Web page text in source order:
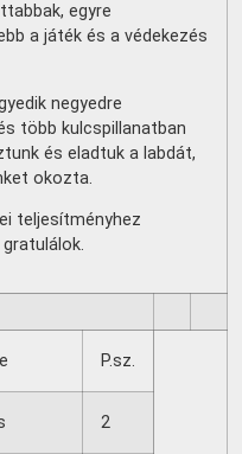
egyre
a játék és a védekezés
negyedre
több kulcspillanatban
és eladtuk a labdát,
okozta.
teljesítményhez
P.sz.
2